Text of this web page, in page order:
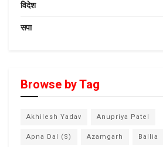
विदेश
सपा
Browse by Tag
Akhilesh Yadav Anupriya Patel
Apna Dal (S) Azamgarh Ballia